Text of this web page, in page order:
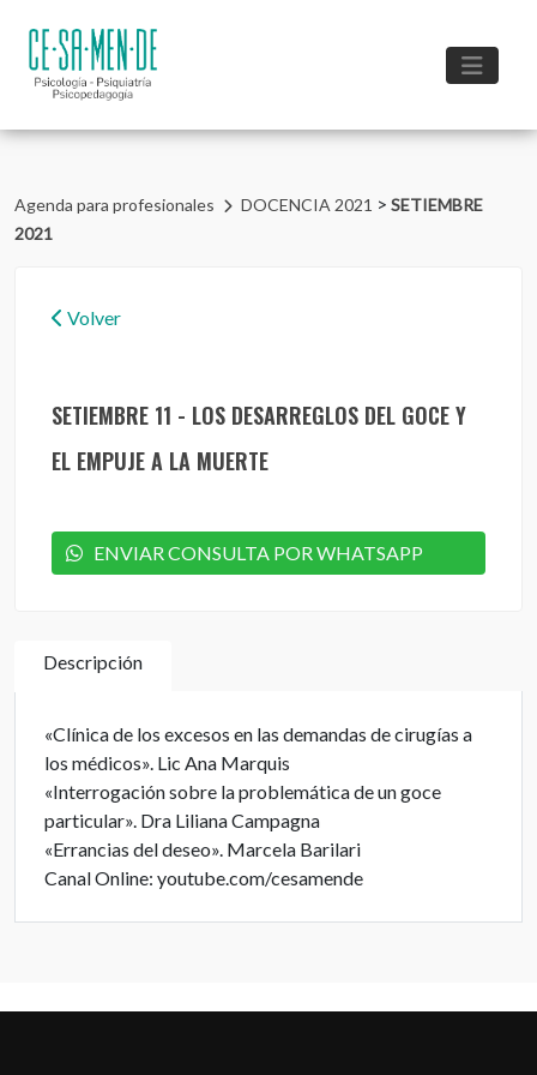
Agenda para profesionales DOCENCIA 2021 > SETIEMBRE
2021
Volver
SETIEMBRE 11 - LOS DESARREGLOS DEL GOCE Y
EL EMPUJE A LA MUERTE
ENVIAR CONSULTA POR WHATSAPP
Descripción
«Clínica de los excesos en las demandas de cirugías a
los médicos». Lic Ana Marquis
«Interrogación sobre la problemática de un goce
particular». Dra Liliana Campagna
«Errancias del deseo». Marcela Barilari
Canal Online: youtube.com/cesamende